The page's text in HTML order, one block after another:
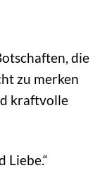
die
zu merken
kraftvolle
Liebe.“